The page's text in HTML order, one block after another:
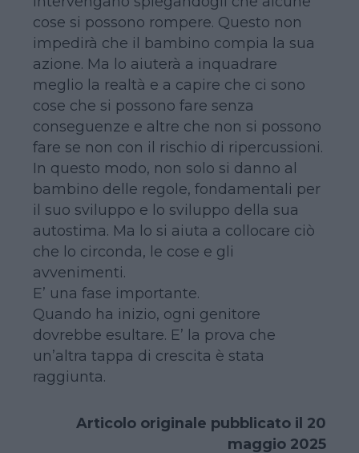
cose si possono rompere. Questo non
impedirà che il bambino compia la sua
azione. Ma lo aiuterà a inquadrare
meglio la realtà e a capire che ci sono
cose che si possono fare senza
conseguenze e altre che non si possono
fare se non con il rischio di ripercussioni.
In questo modo, non solo si danno al
bambino delle regole, fondamentali per
il suo sviluppo e lo sviluppo della sua
autostima. Ma lo si aiuta a collocare ciò
che lo circonda, le cose e gli
avvenimenti.
E’ una fase importante.
Quando ha inizio, ogni genitore
dovrebbe esultare. E’ la prova che
un’altra tappa di crescita è stata
raggiunta.
Articolo originale pubblicato il 20
maggio 2025